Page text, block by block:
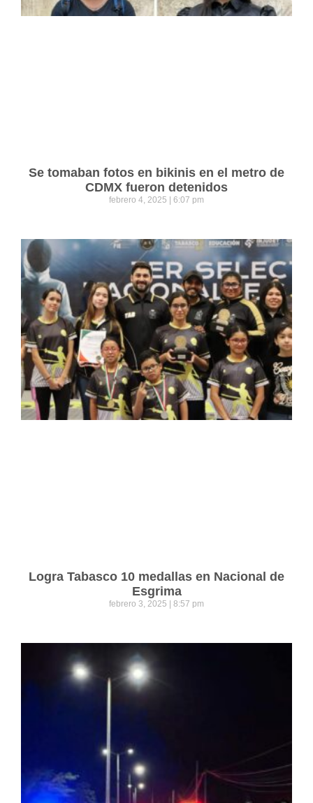
Se tomaban fotos en bikinis en el metro de
CDMX fueron detenidos
febrero 4, 2025 6:07 pm
Logra Tabasco 10 medallas en Nacional de
Esgrima
febrero 3, 2025 8:57 pm